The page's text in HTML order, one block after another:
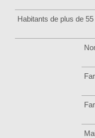
Habitants de plus de 55